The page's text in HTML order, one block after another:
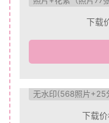
下载
无水印(568照片+25
下载